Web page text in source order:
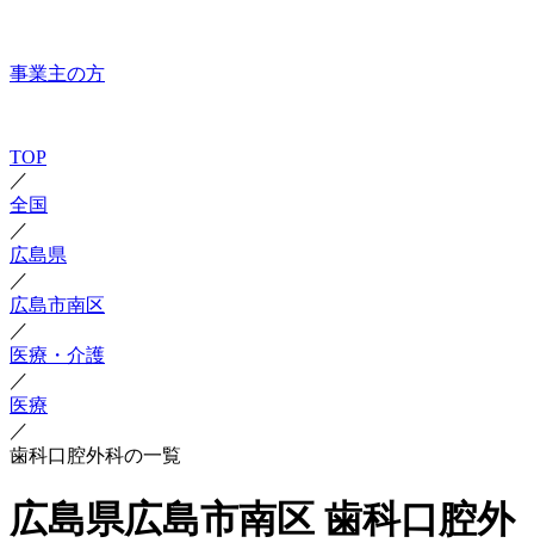
事業主の方
TOP
／
全国
／
広島県
／
広島市南区
／
医療・介護
／
医療
／
歯科口腔外科の一覧
広島県広島市南区 歯科口腔外